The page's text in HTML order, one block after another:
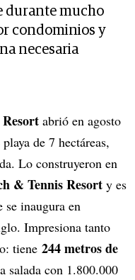
durante mucho
condominios y
necesaria
abrió en agosto
de 7 hectáreas,
Lo construyeron en
& Tennis Resort y es
se inaugura en
Impresiona tanto
tiene 244 metros de
salada con 1.800.000